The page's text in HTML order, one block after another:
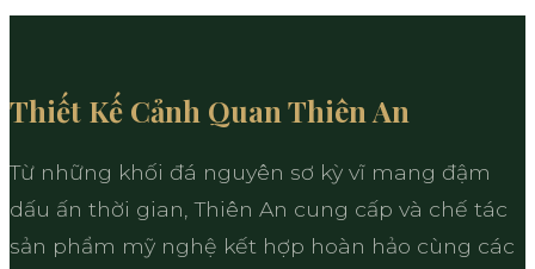
Thiết Kế Cảnh Quan Thiên An
Từ những khối đá nguyên sơ kỳ vĩ mang đậm
dấu ấn thời gian, Thiên An cung cấp và chế tác
sản phẩm mỹ nghệ kết hợp hoàn hảo cùng các